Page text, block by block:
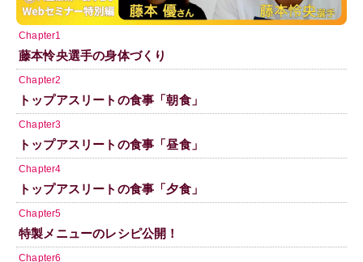
Chapter1
藤本怜央選手の身体づくり
Chapter2
トップアスリートの食事「朝食」
Chapter3
トップアスリートの食事「昼食」
Chapter4
トップアスリートの食事「夕食」
Chapter5
特製メニューのレシピ公開！
Chapter6